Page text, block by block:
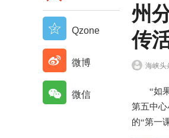
州
传
海峡头
“如
第五中
的“第一
Qzone
微博
微信